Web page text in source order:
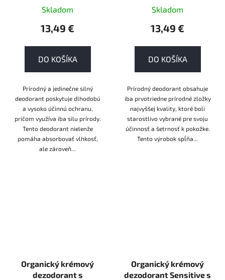
Spoon 40 ml ECO
Skladom
13,49 €
DO KOŠÍKA
Prírodný a jedinečne silný
deodorant poskytuje dlhodobú
a vysoko účinnú ochranu,
pričom využíva iba silu prírody.
Tento deodorant nielenže
pomáha absorbovať vlhkosť,
ale zároveň...
Spoon 40 ml
Skladom
13,49 €
DO KOŠÍKA
Prírodný deodorant obsahuje
iba prvotriedne prírodné zložky
najvyššej kvality, ktoré boli
starostlivo vybrané pre svoju
účinnosť a šetrnosť k pokožke.
Tento výrobok spĺňa...
Organický krémový
dezodorant s
Organický krémový
dezodorant Sensitive s